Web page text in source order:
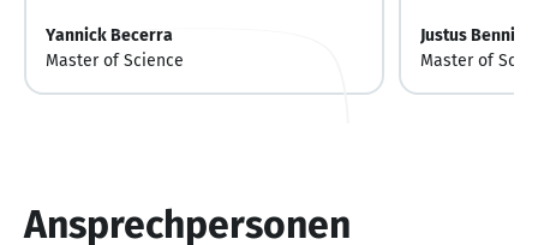
Yannick Becerra
Master of Science
Justus Benning
Master of
Ansprechpersonen